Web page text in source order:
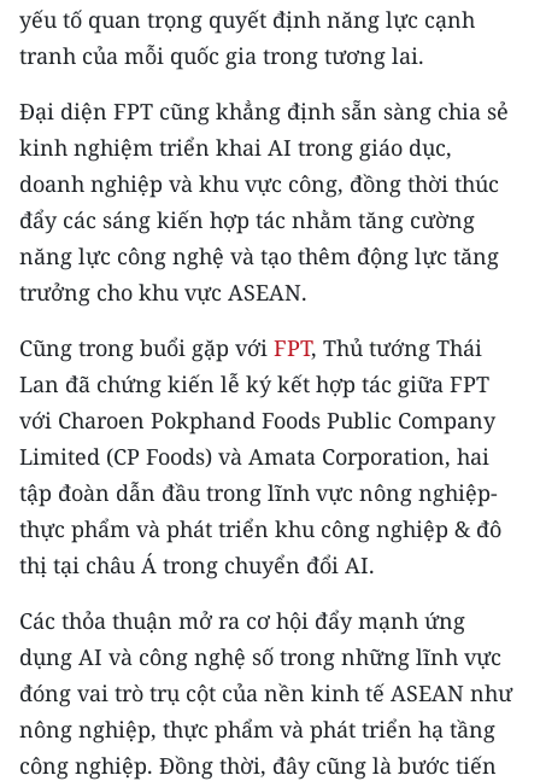
Infographic
TIN MỚI
TIN ĐỊA PHƯƠNG
Trung du và miền núi phía Bắc
Đồng bằng sông Hồng
Duyên hải Nam Trung Bộ và Tây
Nguyên
Đông Nam Bộ
Đồng bằng sông Cửu Long
Chuyên trang Hà Nội
Chuyên trang TP. Hồ Chí Minh
CHUYÊN ĐỀ
CÁC CHUYÊN TRANG
yếu tố quan trọng quyết định năng lực cạnh
tranh của mỗi quốc gia trong tương lai.
Đại diện FPT cũng khẳng định sẵn sàng chia sẻ
kinh nghiệm triển khai AI trong giáo dục,
doanh nghiệp và khu vực công, đồng thời thúc
đẩy các sáng kiến hợp tác nhằm tăng cường
năng lực công nghệ và tạo thêm động lực tăng
trưởng cho khu vực ASEAN.
Cũng trong buổi gặp với FPT, Thủ tướng Thái
Lan đã chứng kiến lễ ký kết hợp tác giữa FPT
với Charoen Pokphand Foods Public Company
Limited (CP Foods) và Amata Corporation, hai
tập đoàn dẫn đầu trong lĩnh vực nông nghiệp-
thực phẩm và phát triển khu công nghiệp & đô
thị tại châu Á trong chuyển đổi AI.
Các thỏa thuận mở ra cơ hội đẩy mạnh ứng
dụng AI và công nghệ số trong những lĩnh vực
đóng vai trò trụ cột của nền kinh tế ASEAN như
nông nghiệp, thực phẩm và phát triển hạ tầng
công nghiệp. Đồng thời, đây cũng là bước tiến